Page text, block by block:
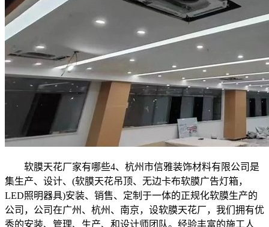
软膜天花厂家有哪些4、杭州市信雅装饰材料有限公司是
集生产、设计、(软膜天花吊顶、无边卡布软膜广告灯箱，
LED照明器具)安装、销售、定制于一体的正规化软膜生产的
公司，公司在广州、杭州、南京，设软膜天花厂，我们拥有优
秀的安装、管理、生产、和设计师团队。经验丰富的施工人